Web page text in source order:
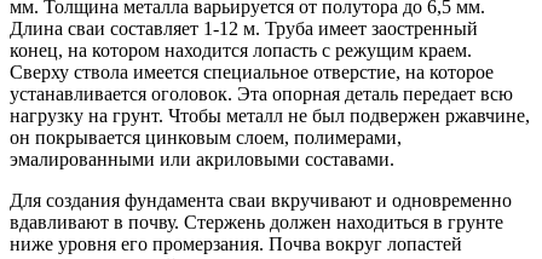
мм. Толщина металла варьируется от полутора до 6,5 мм.
Длина сваи составляет 1-12 м. Труба имеет заостренный
конец, на котором находится лопасть с режущим краем.
Сверху ствола имеется специальное отверстие, на которое
устанавливается оголовок. Эта опорная деталь передает всю
нагрузку на грунт. Чтобы металл не был подвержен ржавчине,
он покрывается цинковым слоем, полимерами,
эмалированными или акриловыми составами.
Для создания фундамента сваи вкручивают и одновременно
вдавливают в почву. Стержень должен находиться в грунте
ниже уровня его промерзания. Почва вокруг лопастей